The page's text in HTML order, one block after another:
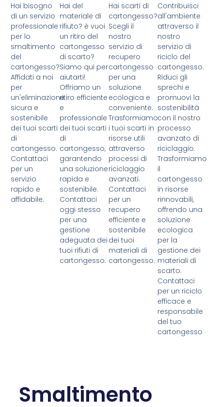
Hai bisogno
di un servizio
professionale
per lo
smaltimento
del
cartongesso?
Affidati a noi
per
un'eliminazione
sicura e
sostenibile
dei tuoi scarti
di
cartongesso.
Contattaci
per un
servizio
rapido e
affidabile.
Hai del
materiale di
rifiuto? è vuoi
un ritiro del
cartongesso
di scarto?
Siamo qui per
aiutarti!
Offriamo un
ritiro efficiente
e
professionale
dei tuoi scarti
di
cartongesso,
garantendo
una soluzione
rapida e
sostenibile.
Contattaci
oggi stesso
per una
gestione
adeguata dei
tuoi rifiuti di
cartongesso.
Hai scarti di
cartongesso?
Scegli il
nostro
servizio di
recupero
cartongesso
per una
soluzione
ecologica e
conveniente.
Trasformiamo
i tuoi scarti in
risorse utili
attraverso
processi di
riciclaggio
avanzati.
Contattaci
per un
recupero
efficiente e
sostenibile
dei tuoi
materiali di
cartongesso.
Contribuisci
all'ambiente
attraverso il
nostro
servizio di
riciclo del
cartongesso.
Riduci gli
sprechi e
promuovi la
sostenibilità
con il nostro
processo
avanzato di
riciclaggio.
Trasformiamo
il
cartongesso
in risorse
rinnovabili,
offrendo una
soluzione
ecologica
per la
gestione dei
materiali di
scarto.
Contattaci
per un riciclo
efficace e
responsabile
del tuo
cartongesso
Smaltimento